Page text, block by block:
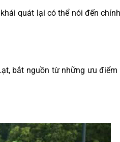
quát lại có thể nói đến
bắt nguồn từ những ưu